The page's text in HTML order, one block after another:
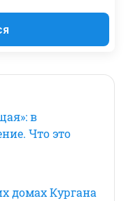
в
Что это
домах Кургана